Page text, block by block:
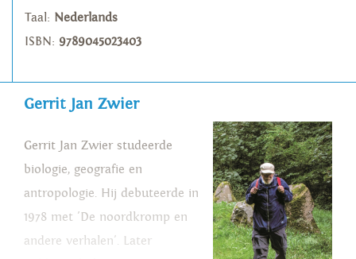
Taal: Nederlands
ISBN: 9789045023403
Gerrit Jan Zwier
Gerrit Jan Zwier studeerde
biologie, geografie en
antropologie. Hij debuteerde in
1978 met 'De noordkromp en
andere verhalen'. Later